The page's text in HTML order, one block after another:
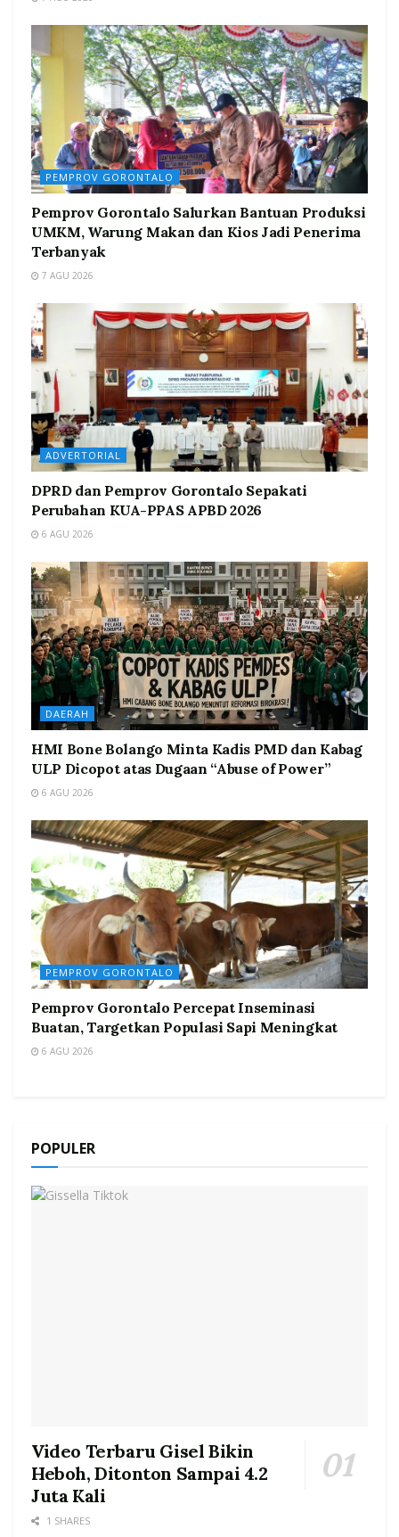
PEMPROV GORONTALO
Pemprov Gorontalo Salurkan Bantuan Produksi
UMKM, Warung Makan dan Kios Jadi Penerima
Terbanyak
7 AGU 2026
ADVERTORIAL
DPRD dan Pemprov Gorontalo Sepakati
Perubahan KUA-PPAS APBD 2026
6 AGU 2026
DAERAH
HMI Bone Bolango Minta Kadis PMD dan Kabag
ULP Dicopot atas Dugaan “Abuse of Power”
6 AGU 2026
PEMPROV GORONTALO
Pemprov Gorontalo Percepat Inseminasi
Buatan, Targetkan Populasi Sapi Meningkat
6 AGU 2026
POPULER
Video Terbaru Gisel Bikin
Heboh, Ditonton Sampai 4.2
Juta Kali
1 SHARES